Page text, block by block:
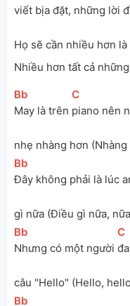
viết bịa đặt, những lời
Họ sẽ cần nhiều hơn
Nhiều hơn tất cả
[Bb
May là trên
[
C
piano nên
nhẹ nhàng hơn (Nhàng
[Bb
Đây không phải là lúc
gì nữa (Điều gì nữa,
[Bb
Nhưng có một người
[
C
câu "Hello" (Hello,
[Bb